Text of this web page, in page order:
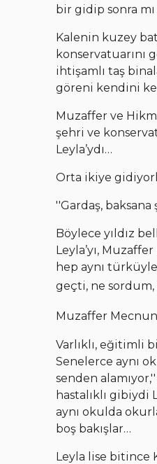
bir gidip sonra
Kalenin kuzey
konservatuarını
ihtişamlı taş
göreni kendini
Muzaffer ve
şehri ve
Leyla’ydı…
Orta ikiye
''Gardaş,
Böylece yıldız
Leyla’yı,
hep aynı
geçti, ne sordum,
Muzaffer
Varlıklı, eğitimli
Senelerce aynı
senden
hastalıklı gibiydi
aynı okulda
boş bakışlar…
Leyla lise bitince